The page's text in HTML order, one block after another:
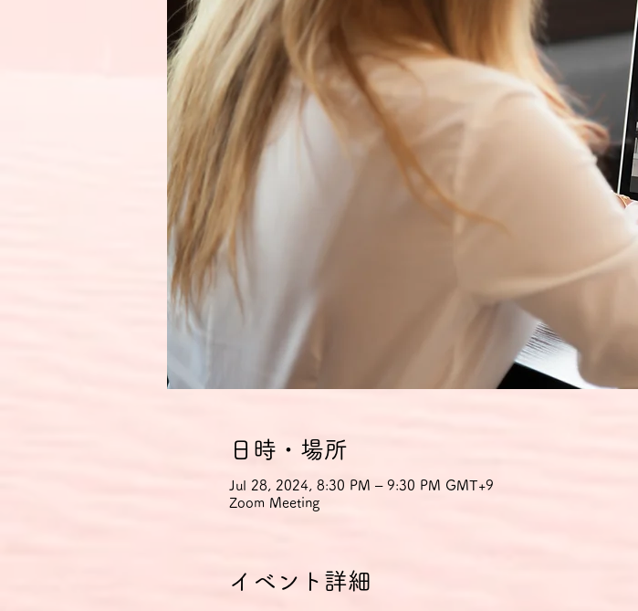
日時・場所
Jul 28, 2024, 8:30 PM – 9:30 PM GMT+9
Zoom Meeting
イベント詳細